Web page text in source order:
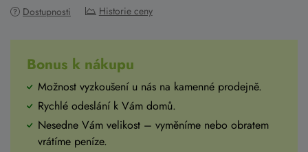
Dostupnosti Historie ceny
Bonus k nákupu
Možnost vyzkoušení u nás na kamenné prodejně.
Rychlé odeslání k Vám domů.
Nesedne Vám velikost – vyměníme nebo obratem
vrátíme peníze.